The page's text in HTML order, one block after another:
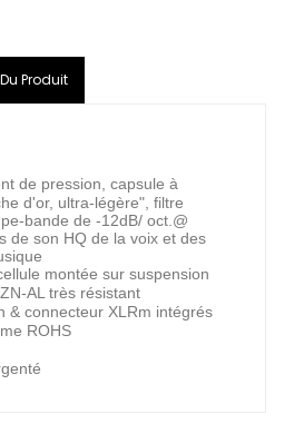
Produit
de pression, capsule à
d'or, ultra-légère", filtre
bande de -12dB/ oct.@
de son HQ de la voix et des
montée sur suspension
AL très résistant
& connecteur XLRm intégrés
ROHS